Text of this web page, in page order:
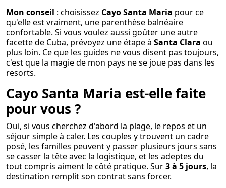
Mon conseil : choisissez Cayo Santa Maria pour ce
qu'elle est vraiment, une parenthèse balnéaire
confortable. Si vous voulez aussi goûter une autre
facette de Cuba, prévoyez une étape à Santa Clara ou
plus loin. Ce que les guides ne vous disent pas toujours,
c'est que la magie de mon pays ne se joue pas dans les
resorts.
Cayo Santa Maria est-elle faite
pour vous ?
Oui, si vous cherchez d'abord la plage, le repos et un
séjour simple à caler. Les couples y trouvent un cadre
posé, les familles peuvent y passer plusieurs jours sans
se casser la tête avec la logistique, et les adeptes du
tout compris aiment le côté pratique. Sur3 à 5 jours, la
destination remplit son contrat sans forcer.